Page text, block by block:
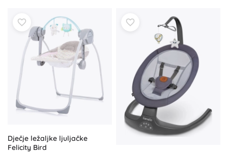
Dječje ležaljke ljuljačke
Felicity Bird